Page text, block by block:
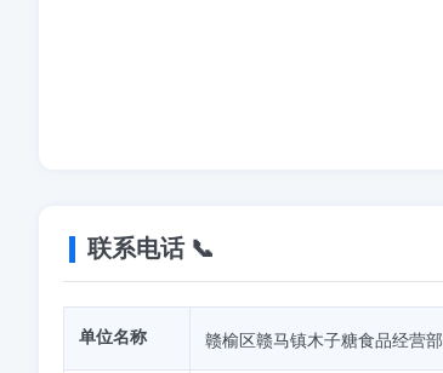
联系电话 📞
单位名称 赣榆区赣马镇木子糖食品经营部